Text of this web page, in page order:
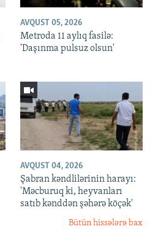
AVQUST 05, 2026
Metroda 11 aylıq fasilə:
'Daşınma pulsuz olsun'
AVQUST 04, 2026
Şabran kəndlilərinin harayı:
'Məcburuq ki, heyvanları
satıb kənddən şəhərə köçək'
Bütün hissələrə bax